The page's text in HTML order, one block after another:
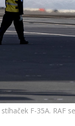
F-35A. RAF